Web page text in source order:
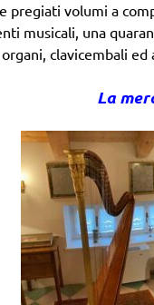
pregiati volumi a
musicali, una
clavicembali
La